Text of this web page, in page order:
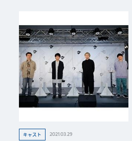
キャスト 2021.03.29